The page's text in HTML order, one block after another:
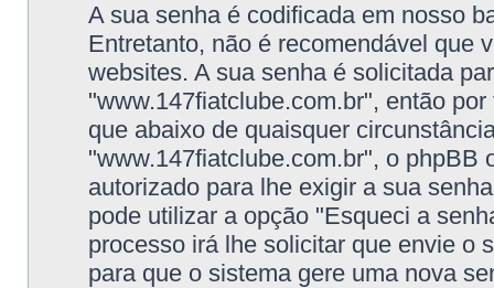
A sua senha é codificada em nosso
Entretanto, não é recomendável que
websites. A sua senha é solicitada
"www.147fiatclube.com.br", então
que abaixo de quaisquer
"www.147fiatclube.com.br", o phpBB
autorizado para lhe exigir a sua
pode utilizar a opção "Esqueci a
processo irá lhe solicitar que envie o
para que o sistema gere uma nova